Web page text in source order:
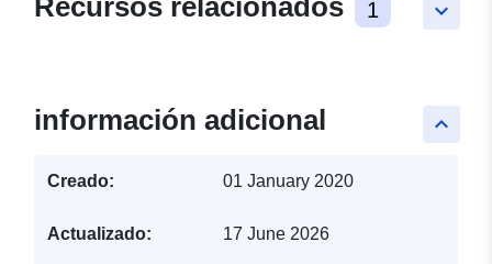
keyboard_arrow_down
Recursos relacionados 1
keyboard_arrow_up
información adicional
Creado: 01 January 2020
Actualizado: 17 June 2026